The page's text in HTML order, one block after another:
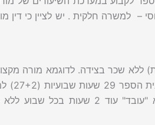
100% משרה או באופן יחסי – למשרה חלקית . יש
כי כל מורה מקבל לפחות 2 שעות שהייה (2 חלונות) ללא שכר בצידה.
משרה של 27
27 שעות שבועיות דהיינו 90% משרה (27/30) .כלומר